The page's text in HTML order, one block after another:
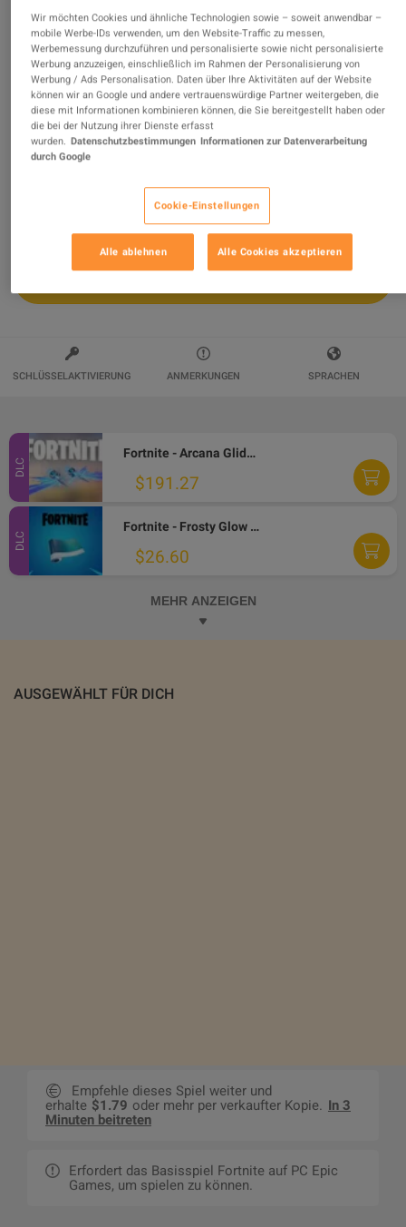
Fortnite - Half Tone Hero Wrap DLC PC
Epic Games CD Key
Verkauft von MicroJump
99.42% von 6607 Bewertungen sind ausgezeichnet!
$35.80
SCHLÜSSELAKTIVIERUNG ANMERKUNGEN SPRACHEN
DLC
Fortnite - Arcana Glider DLC PC Epic Games CD Key
$191.27
DLC
Fortnite - Frosty Glow Wrap DLC PC Epic Games CD Key
$26.60
MEHR ANZEIGEN
AUSGEWÄHLT FÜR DICH
Empfehle dieses Spiel weiter und
erhalte $1.79 oder mehr per verkaufter Kopie. In 3
Minuten beitreten
Erfordert das Basisspiel Fortnite auf PC Epic
Games, um spielen zu können.
Wir möchten Cookies und ähnliche Technologien sowie – soweit anwendbar –
mobile Werbe-IDs verwenden, um den Website-Traffic zu messen,
Werbemessung durchzuführen und personalisierte sowie nicht personalisierte
Werbung anzuzeigen, einschließlich im Rahmen der Personalisierung von
Werbung / Ads Personalisation. Daten über Ihre Aktivitäten auf der Website
können wir an Google und andere vertrauenswürdige Partner weitergeben, die
diese mit Informationen kombinieren können, die Sie bereitgestellt haben oder
die bei der Nutzung ihrer Dienste erfasst
wurden. Datenschutzbestimmungen Informationen zur Datenverarbeitung
durch Google
Cookie-Einstellungen
Alle ablehnen Alle Cookies akzeptieren